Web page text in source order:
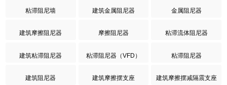
粘滞阻尼墙 建筑金属阻尼器 金属阻尼器
建筑摩擦阻尼器 摩擦阻尼器 粘滞流体阻尼器
建筑粘滞阻尼器 粘滞阻尼器（VFD） 粘滞阻尼器
建筑阻尼器 建筑摩擦摆支座 建筑摩擦摆减隔震支座